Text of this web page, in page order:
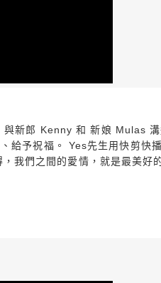
與新郎 Kenny 和 新娘 Mulas
給予祝福。 Yes先生用快剪快
我們之間的愛情，就是最美好